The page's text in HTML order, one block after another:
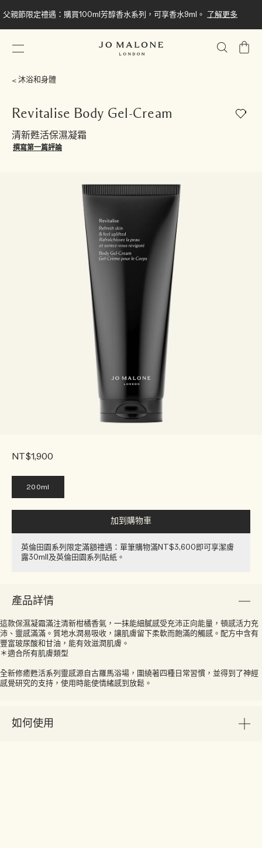
父親節限定禮遇：購買100ml芳醇香水系列，可享香水9ml。 了解更多
我
沐浴和身體
Revitalise Body Gel-Cream
清新甦活保濕凝霜
撰寫第一篇評論
NT$1,900
200ml
加到購物車
英倫田園系列限定滿額禮遇：單筆購物滿NT$3,600即可享潔膚
露30ml​l​​及英倫田園系列貼紙​。
產品詳情
這款保濕凝霜滿注清新柑橘香氣，一抹能細膩感受充沛正向能量，頓感活力充
沛、靈感滿滿。質地水潤易吸收，讓肌膚留下柔軟而飽滿的觸感。配方中含有
豐富玻尿酸和甘油，能有效滋潤肌膚。
＊適合所有肌膚類型
全新修癒甦活系列靈感源自古羅馬浴場，圍繞著四種日常習慣，並得到了神經
感覺研究的支持，使用時能使情緒感到放鬆。
如何使用